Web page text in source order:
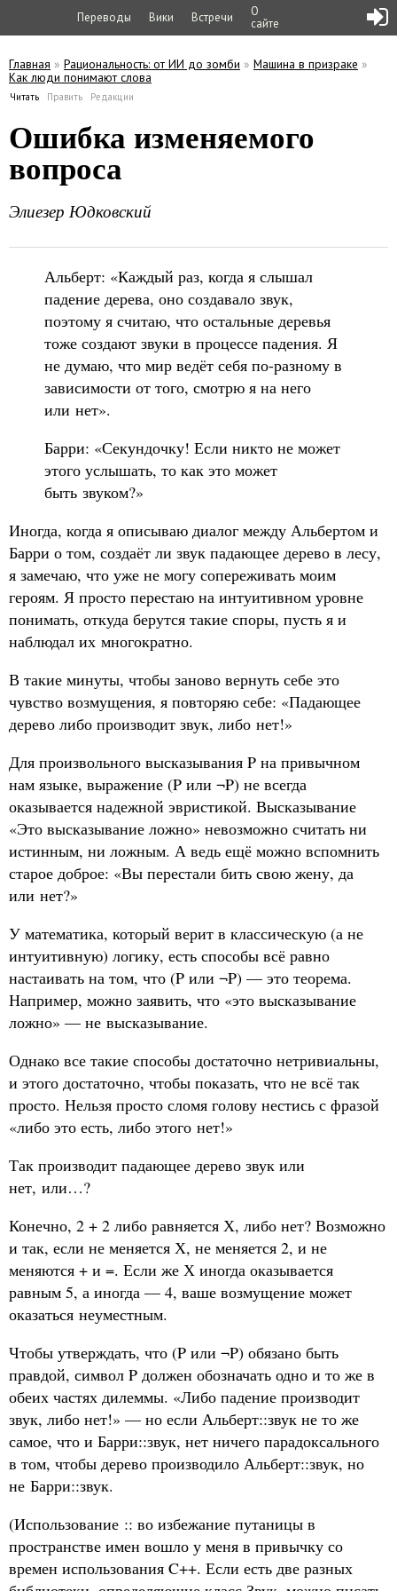
Переводы Вики Встречи
О
сайте
Вы здесь
Главная » Рациональность: от ИИ до зомби » Машина в призраке »
Как люди понимают слова
Читать (активная вкладка)
Править Редакции
Ошибка изменяемого
вопроса
Элиезер Юдковский
Альберт: «Каждый раз, когда я слышал
падение дерева, оно создавало звук,
поэтому я считаю, что остальные деревья
тоже создают звуки в процессе падения. Я
не думаю, что мир ведёт себя по-разному в
зависимости от того, смотрю я на него
или нет».
Барри: «Секундочку! Если никто не может
этого услышать, то как это может
быть звуком?»
Иногда, когда я описываю диалог между Альбертом и
Барри о том, создаёт ли звук падающее дерево в лесу,
я замечаю, что уже не могу сопереживать моим
героям. Я просто перестаю на интуитивном уровне
понимать, откуда берутся такие споры, пусть я и
наблюдал их многократно.
В такие минуты, чтобы заново вернуть себе это
чувство возмущения, я повторяю себе: «Падающее
дерево либо производит звук, либо нет!»
Для произвольного высказывания P на привычном
нам языке, выражение (P или ¬P) не всегда
оказывается надежной эвристикой. Высказывание
«Это высказывание ложно» невозможно считать ни
истинным, ни ложным. А ведь ещё можно вспомнить
старое доброе: «Вы перестали бить свою жену, да
или нет?»
У математика, который верит в классическую (а не
интуитивную) логику, есть способы всё равно
настаивать на том, что (P или ¬P) — это теорема.
Например, можно заявить, что «это высказывание
ложно» — не высказывание.
Однако все такие способы достаточно нетривиальны,
и этого достаточно, чтобы показать, что не всё так
просто. Нельзя просто сломя голову нестись с фразой
«либо это есть, либо этого нет!»
Так производит падающее дерево звук или
нет, или…?
Конечно, 2 + 2 либо равняется Х, либо нет? Возможно
и так, если не меняется Х, не меняется 2, и не
меняются + и =. Если же Х иногда оказывается
равным 5, а иногда — 4, ваше возмущение может
оказаться неуместным.
Чтобы утверждать, что (P или ¬P) обязано быть
правдой, символ P должен обозначать одно и то же в
обеих частях дилеммы. «Либо падение производит
звук, либо нет!» — но если Альберт::звук не то же
самое, что и Барри::звук, нет ничего парадоксального
в том, чтобы дерево производило Альберт::звук, но
не Барри::звук.
(Использование :: во избежание путаницы в
пространстве имен вошло у меня в привычку со
времен использования C++. Если есть две разных